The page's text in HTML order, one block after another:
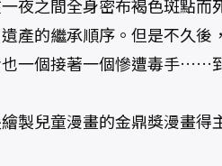
夜之間全身密布褐色斑點而
產的繼承順序。但是不久後
一個接著一個慘遭毒手……
製兒童漫畫的金鼎獎漫畫得